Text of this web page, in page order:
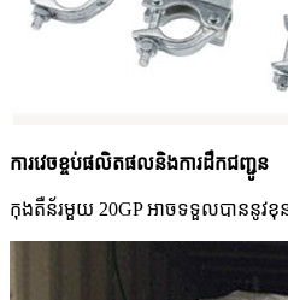
ការវេចខ្ចប់ផលិតផលនិងការដឹកជញ្ជូន
កុងតឺន័រមួយ 20GP អាចទទួលបាននូវខុ